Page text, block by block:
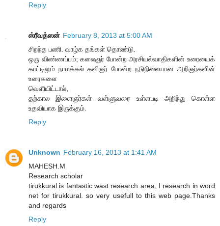
Reply
ஸ்ரீவத்ஸன் February 8, 2013 at 5:00 AM
சிறந்த பணி. வாழ்க தங்கள் தொண்டு.
ஒரு விண்ணப்பம்; கலைஞர் போன்ற அரசியல்வாதிகளின் உரையைக்
காட்டிலும் நாமக்கல் கவிஞர் போன்ற நடுநிலையான அறிஞர்களின்
உரைகளை
வெளியிட்டால்,
தற்கால இளைஞர்கள் வள்ளுவரை உள்ளபடி அறிந்து கொள்ள
உதவியாக இருக்கும்.
Reply
Unknown February 16, 2013 at 1:41 AM
MAHESH.M
Research scholar
tirukkural is fantastic wast research area, I research in word
net for tirukkural. so very usefull to this web page.Thanks
and regards
Reply